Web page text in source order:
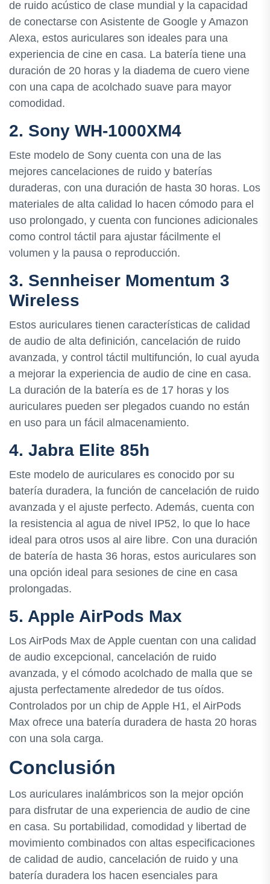
de ruido acústico de clase mundial y la capacidad
de conectarse con Asistente de Google y Amazon
Alexa, estos auriculares son ideales para una
experiencia de cine en casa. La batería tiene una
duración de 20 horas y la diadema de cuero viene
con una capa de acolchado suave para mayor
comodidad.
2. Sony WH-1000XM4
Este modelo de Sony cuenta con una de las
mejores cancelaciones de ruido y baterías
duraderas, con una duración de hasta 30 horas. Los
materiales de alta calidad lo hacen cómodo para el
uso prolongado, y cuenta con funciones adicionales
como control táctil para ajustar fácilmente el
volumen y la pausa o reproducción.
3. Sennheiser Momentum 3
Wireless
Estos auriculares tienen características de calidad
de audio de alta definición, cancelación de ruido
avanzada, y control táctil multifunción, lo cual ayuda
a mejorar la experiencia de audio de cine en casa.
La duración de la batería es de 17 horas y los
auriculares pueden ser plegados cuando no están
en uso para un fácil almacenamiento.
4. Jabra Elite 85h
Este modelo de auriculares es conocido por su
batería duradera, la función de cancelación de ruido
avanzada y el ajuste perfecto. Además, cuenta con
la resistencia al agua de nivel IP52, lo que lo hace
ideal para otros usos al aire libre. Con una duración
de batería de hasta 36 horas, estos auriculares son
una opción ideal para sesiones de cine en casa
prolongadas.
5. Apple AirPods Max
Los AirPods Max de Apple cuentan con una calidad
de audio excepcional, cancelación de ruido
avanzada, y el cómodo acolchado de malla que se
ajusta perfectamente alrededor de tus oídos.
Controlados por un chip de Apple H1, el AirPods
Max ofrece una batería duradera de hasta 20 horas
con una sola carga.
Conclusión
Los auriculares inalámbricos son la mejor opción
para disfrutar de una experiencia de audio de cine
en casa. Su portabilidad, comodidad y libertad de
movimiento combinados con altas especificaciones
de calidad de audio, cancelación de ruido y una
batería duradera los hacen esenciales para